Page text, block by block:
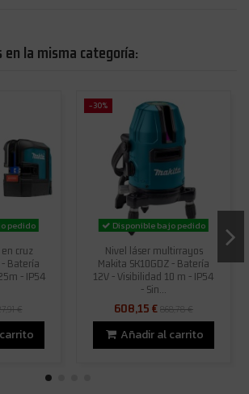
la misma categoría:
pedido
cruz
- Batería
- IP54
€
-30%
Disponible bajo pedido
Nivel láser multirrayos
Makita SK10GDZ - Batería
12V - Visibilidad 10 m - IP54
- Sin...
608,15 €868,78 €
Añadir al carrito